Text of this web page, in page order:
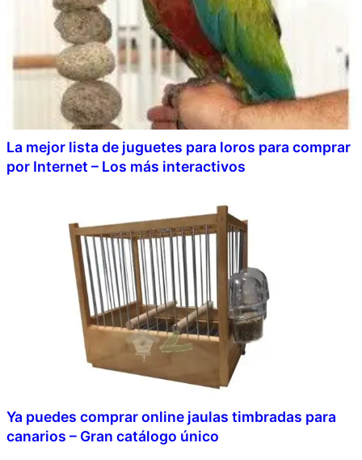
La mejor lista de juguetes para loros para comprar
por Internet – Los más interactivos
Ya puedes comprar online jaulas timbradas para
canarios – Gran catálogo único